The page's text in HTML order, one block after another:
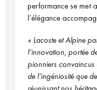
performance se met
l’élégance
« Lacoste et Alpine
l’innovation, portée
pionniers
de l’ingéniosité que